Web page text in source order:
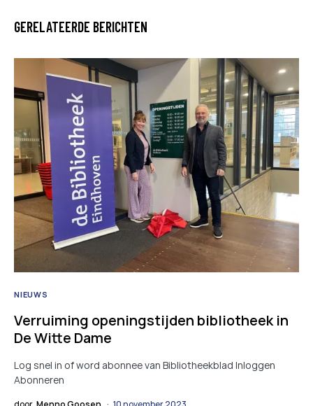
GERELATEERDE BERICHTEN
NIEUWS
Verruiming openingstijden bibliotheek in
De Witte Dame
Log snel in of word abonnee van Bibliotheekblad Inloggen
Abonneren